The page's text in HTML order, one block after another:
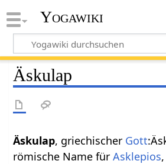
Yogawiki
Äskulap
Äskulap, griechischer Gott
römische Name fürAsklepios